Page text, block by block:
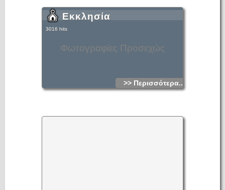
Φωτογραφίες Προσεχώς
Εκκλησία
3016 hits
>> Περισσότερα...